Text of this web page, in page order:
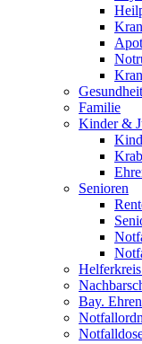
Familie
Kinder &
Senioren
Bay.